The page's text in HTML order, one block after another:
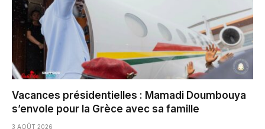
Vacances présidentielles : Mamadi Doumbouya
s’envole pour la Grèce avec sa famille
3 AOÛT 2026